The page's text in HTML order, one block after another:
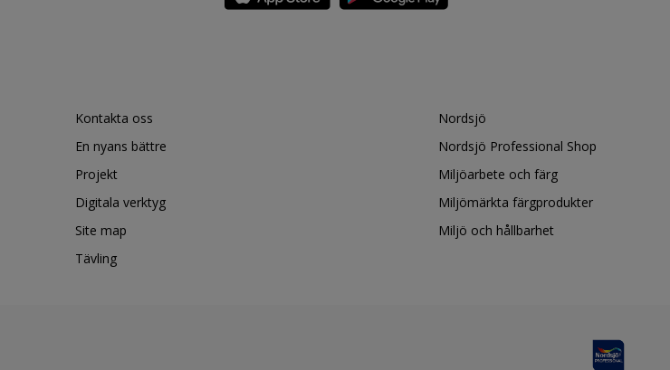
Kontakta oss
En nyans bättre
Projekt
Digitala verktyg
Site map
Tävling
Nordsjö
Nordsjö Professional Shop
Miljöarbete och färg
Miljömärkta färgprodukter
Miljö och hållbarhet